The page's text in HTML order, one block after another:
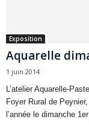
Exposition
Aquarelle
1 juin 2014
L’atelier Aquarelle-
Foyer Rural de
l’année le dimanche